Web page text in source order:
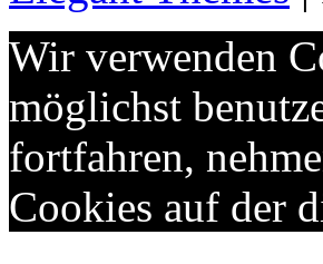
Wir verwenden
möglichst
fortfahren,
Cookies auf der